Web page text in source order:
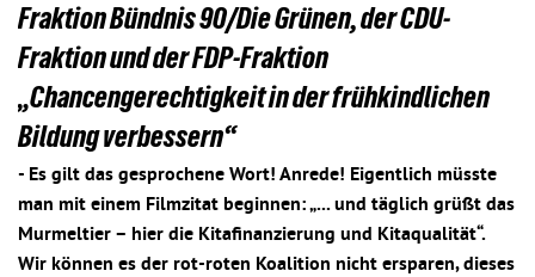
Fraktion Bündnis 90/Die Grünen, der CDU-
Fraktion und der FDP-Fraktion
„Chancengerechtigkeit in der frühkindlichen
Bildung verbessern“
- Es gilt das gesprochene Wort! Anrede! Eigentlich müsste
man mit einem Filmzitat beginnen: „... und täglich grüßt das
Murmeltier – hier die Kitafinanzierung und Kitaqualität“.
Wir können es der rot-roten Koalition nicht ersparen, dieses